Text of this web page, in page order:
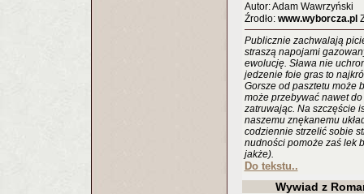
Autor: Adam Wawrzyński
Źrodło: www.wyborcza.pl
Publicznie zachwalają
straszą napojami
ewolucję. Sława nie
jedzenie foie gras to
Gorsze od pasztetu może
może przebywać nawet
zatruwając. Na szczęście
naszemu znękanemu
codziennie strzelić sobie
nudności pomoże zaś lek
jakże).
Do tekstu..
Wywiad z